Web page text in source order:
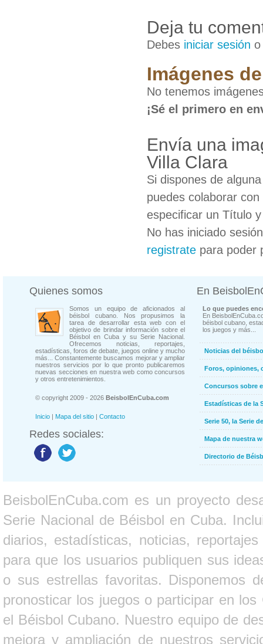
Deja tu
Debes iniciar sesión
Imágenes
No tenemos
¡Sé el primero en
Envía una
Villa Clara
Si dispones de
puedes colaborar
especificar un Título
No has iniciado
registrate para poder
Quienes somos
Somos un equipo de aficionados al
béisbol cubano. Nos propusimos la
tarea de desarrollar esta web con el
objetivo de brindar información sobre el
Béisbol en Cuba y su Serie Nacional.
Ofrecemos noticias, reportajes,
estadísticas, foros de debate, juegos online y mucho
más... Constantemente buscamos mejorar y ampliar
nuestros servicios por lo que pronto publicaremos
nuevas secciones en nuestra web como concursos
y otros entretenimientos.
© copyright 2009 - 2026 BeisbolEnCuba.com
Inicio | Mapa del sitio | Contacto
Redes sociales:
En
Lo que puedes
En
béisbol cubano,
los juegos y más...
Noticias del
Foros, opiniones,
Concursos sobre
Estadísticas de la
Serie 50, la Serie
Mapa de nuestra
Directorio de
BeisbolEnCuba.com es un proyecto
Serie Nacional de Béisbol en Cuba.
diarios, estadísticas, noticias,
para que los usuarios publiquen sus
o sus estrellas favoritas. Disponemos
pronosticar los juegos o participar en
el Béisbol Cubano. Nuestro equipo de
mejora y ampliación de nuestros